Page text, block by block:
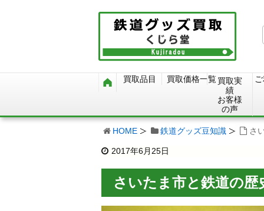
買取品目 買取価格一覧買取実
績
お客様
の声
HOME 鉄道グッズ豆知識 さ
2017年6月25日
さいたま市と鉄道の歴